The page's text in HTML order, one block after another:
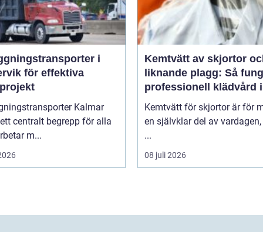
i
för effektiva
Kalmar
centralt begrepp för alla
m...
Kemtvätt av skjortor
liknande plagg: Så
professionell klädvård i
praktiken
Kemtvätt för skjortor är för
en självklar del av
...
08 juli 2026